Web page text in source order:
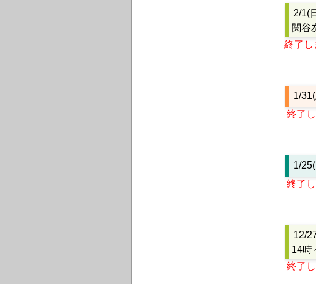
2/1(
関谷
終了し
1/
終了
1/
終了
12/
14
終了